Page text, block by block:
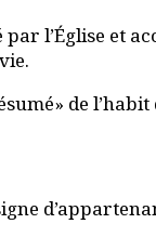
par l’Église et
de